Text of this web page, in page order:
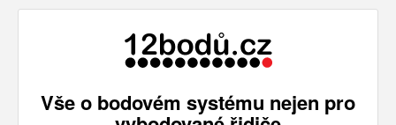
Vše o bodovém systému nejen pro